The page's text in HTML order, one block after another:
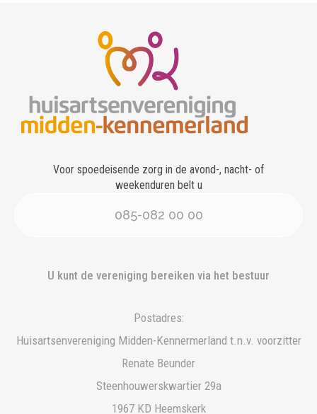
Voor spoedeisende zorg in de avond-, nacht- of
weekenduren belt u
085-082 00 00
U kunt de vereniging bereiken via het bestuur
Postadres:
Huisartsenvereniging Midden-Kennermerland t.n.v. voorzitter
Renate Beunder
Steenhouwerskwartier 29a
1967 KD Heemskerk